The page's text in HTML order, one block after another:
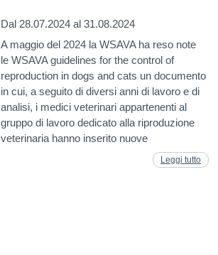
Dal 28.07.2024 al 31.08.2024
A maggio del 2024 la WSAVA ha reso note
le WSAVA guidelines for the control of
reproduction in dogs and cats un documento
in cui, a seguito di diversi anni di lavoro e di
analisi, i medici veterinari appartenenti al
gruppo di lavoro dedicato alla riproduzione
veterinaria hanno inserito nuove
Leggi tutto